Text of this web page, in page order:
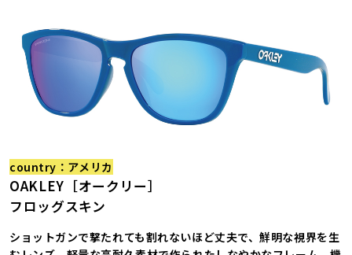
country：アメリカ
OAKLEY［オークリー］
フロッグスキン
ショットガンで撃たれても割れないほど丈夫で、鮮明な視界を生